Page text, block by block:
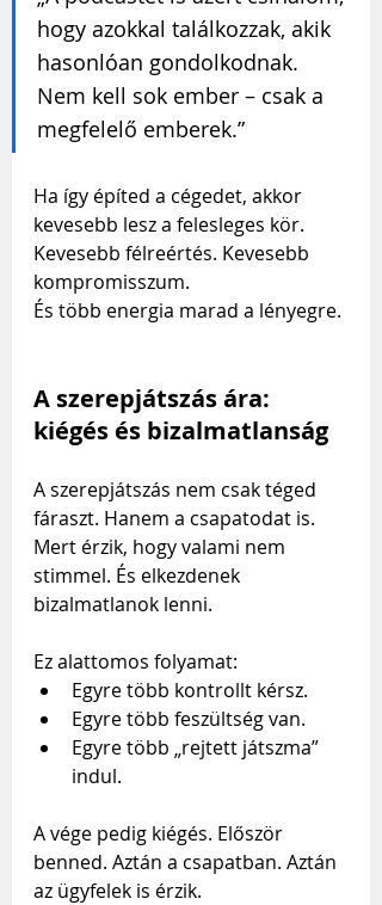
hogy azokkal találkozzak, akik
hasonlóan gondolkodnak.
Nem kell sok ember – csak a
megfelelő emberek.”
Ha így építed a cégedet, akkor
kevesebb lesz a felesleges kör.
Kevesebb félreértés. Kevesebb
kompromisszum.
És több energia marad a lényegre.
A szerepjátszás ára:
kiégés és bizalmatlanság
A szerepjátszás nem csak téged
fáraszt. Hanem a csapatodat is.
Mert érzik, hogy valami nem
stimmel. És elkezdenek
bizalmatlanok lenni.
Ez alattomos folyamat:
Egyre több kontrollt kérsz.
Egyre több feszültség van.
Egyre több „rejtett játszma”
indul.
A vége pedig kiégés. Először
benned. Aztán a csapatban. Aztán
az ügyfelek is érzik.